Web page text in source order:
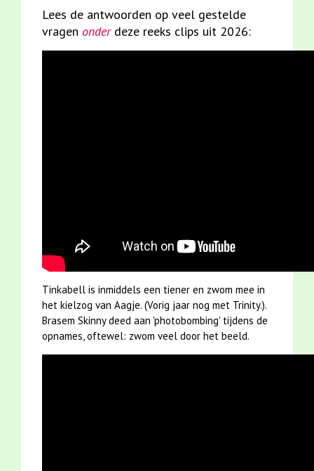
Lees de antwoorden op veel gestelde
vragen onderdeze reeks clips uit 2026:
Tinkabell is inmiddels een tiener en zwom mee in
het kielzog van Aagje. (Vorig jaar nog met Trinity.).
Brasem Skinny deed aan 'photobombing' tijdens de
opnames, oftewel: zwom veel door het beeld.